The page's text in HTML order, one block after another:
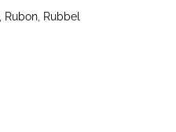
Rubon Rubbel